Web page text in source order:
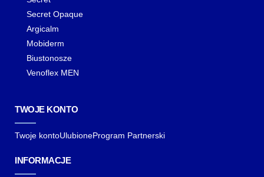
Secret Opaque
Argicalm
Mobiderm
Biustonosze
Venoflex MEN
TWOJE KONTO
Twoje kontoUlubioneProgram Partnerski
INFORMACJE